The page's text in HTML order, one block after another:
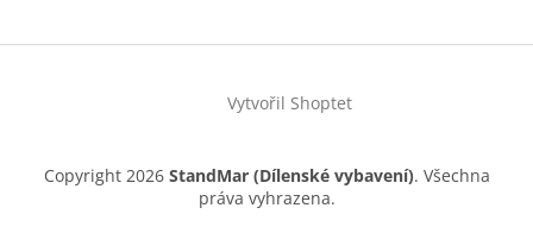
Vytvořil Shoptet
Copyright 2026 StandMar (Dílenské vybavení). Všechna
práva vyhrazena.